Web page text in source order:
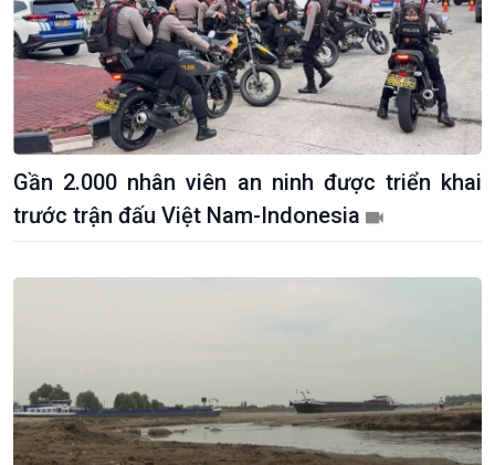
Gần 2.000 nhân viên an ninh được triển khai
trước trận đấu Việt Nam-Indonesia